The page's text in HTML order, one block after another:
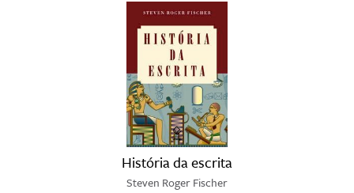
História da escrita
Steven Roger Fischer